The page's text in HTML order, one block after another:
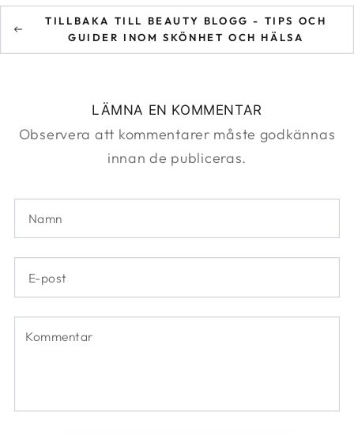
TILLBAKA TILL BEAUTY BLOGG - TIPS OCH
GUIDER INOM SKÖNHET OCH HÄLSA
LÄMNA EN KOMMENTAR
Observera att kommentarer måste godkännas
innan de publiceras.